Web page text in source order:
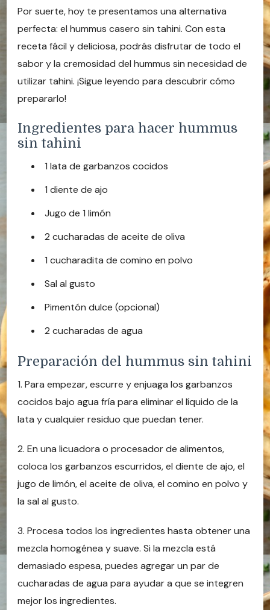
Por suerte, hoy te presentamos una alternativa
perfecta: el hummus casero sin tahini. Con esta
receta fácil y deliciosa, podrás disfrutar de todo el
sabor y la cremosidad del hummus sin necesidad de
utilizar tahini. ¡Sigue leyendo para descubrir cómo
prepararlo!
Ingredientes para hacer hummus
sin tahini
1 lata de garbanzos cocidos
1 diente de ajo
Jugo de 1 limón
2 cucharadas de aceite de oliva
1 cucharadita de comino en polvo
Sal al gusto
Pimentón dulce (opcional)
2 cucharadas de agua
Preparación del hummus sin tahini
1. Para empezar, escurre y enjuaga los garbanzos
cocidos bajo agua fría para eliminar el líquido de la
lata y cualquier residuo que puedan tener.
2. En una licuadora o procesador de alimentos,
coloca los garbanzos escurridos, el diente de ajo, el
jugo de limón, el aceite de oliva, el comino en polvo y
la sal al gusto.
3. Procesa todos los ingredientes hasta obtener una
mezcla homogénea y suave. Si la mezcla está
demasiado espesa, puedes agregar un par de
cucharadas de agua para ayudar a que se integren
mejor los ingredientes.